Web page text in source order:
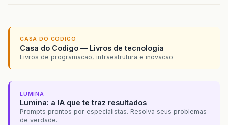
CASA DO CODIGO
Casa do Codigo — Livros de tecnologia
Livros de programacao, infraestrutura e inovacao
LUMINA
Lumina: a IA que te traz resultados
Prompts prontos por especialistas. Resolva seus problemas
de verdade.